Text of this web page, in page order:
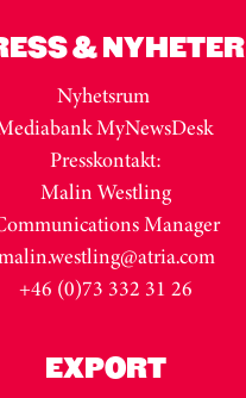
& NYHETER
Nyhetsrum
MyNewsDesk
Presskontakt:
Malin Westling
Manager
+46 (0)73 332 31 26
EXPORT